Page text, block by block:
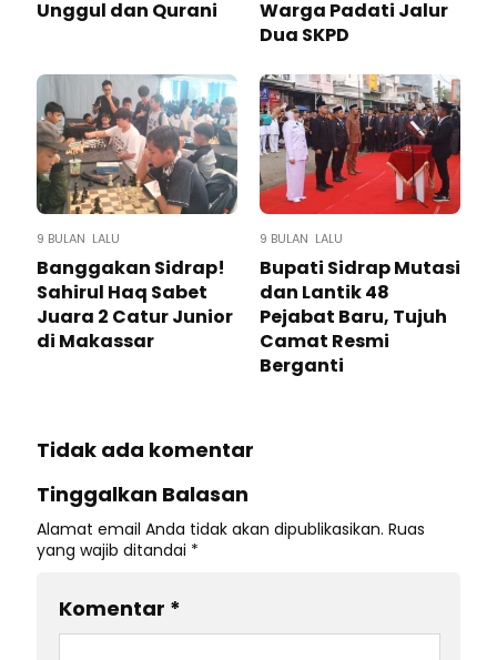
Unggul dan Qurani
Warga Padati Jalur
Dua SKPD
9 BULAN LALU
Banggakan Sidrap!
Sahirul Haq Sabet
Juara 2 Catur Junior
di Makassar
9 BULAN LALU
Bupati Sidrap Mutasi
dan Lantik 48
Pejabat Baru, Tujuh
Camat Resmi
Berganti
Tidak ada komentar
Tinggalkan Balasan
Alamat email Anda tidak akan dipublikasikan. Ruas
yang wajib ditandai *
Komentar *